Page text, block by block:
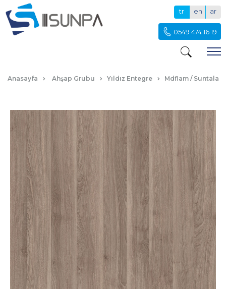
tr en ar
0549 474 16 19
Anasayfa Ahşap Grubu Yıldız Entegre Mdflam / Suntalam